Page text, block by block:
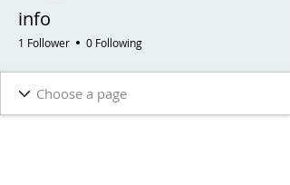
info
1 Follower 0 Following